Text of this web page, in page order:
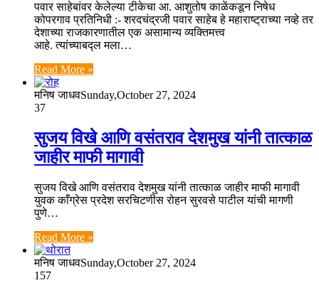
पवार साहेबांवर केलेल्या टीकेचा आ. आशुतोष काळेंकडून निषेध
कोपरगाव प्रतिनिधी :- शरदचंद्रजी पवार साहेब हे महाराष्ट्राच्या नव्हे तर
देशाच्या राजकारणातील एक असामान्य व्यक्तिमत्त्व
आहे. त्यांच्याबद्ल मला…
Read More »
मनिष जाधवSunday,October 27, 2024
37
सुजय विखे आणि वसंतराव देशमुख यांनी तात्काळ
जाहीर माफी मागावी
सुजय विखे आणि वसंतराव देशमुख यांनी तात्काळ जाहीर माफी मागावी
युवक काँग्रेस प्रदेश सरचिटणीस रोहन सुरवसे पाटील यांची मागणी
पुणे…
Read More »
मनिष जाधवSunday,October 27, 2024
157